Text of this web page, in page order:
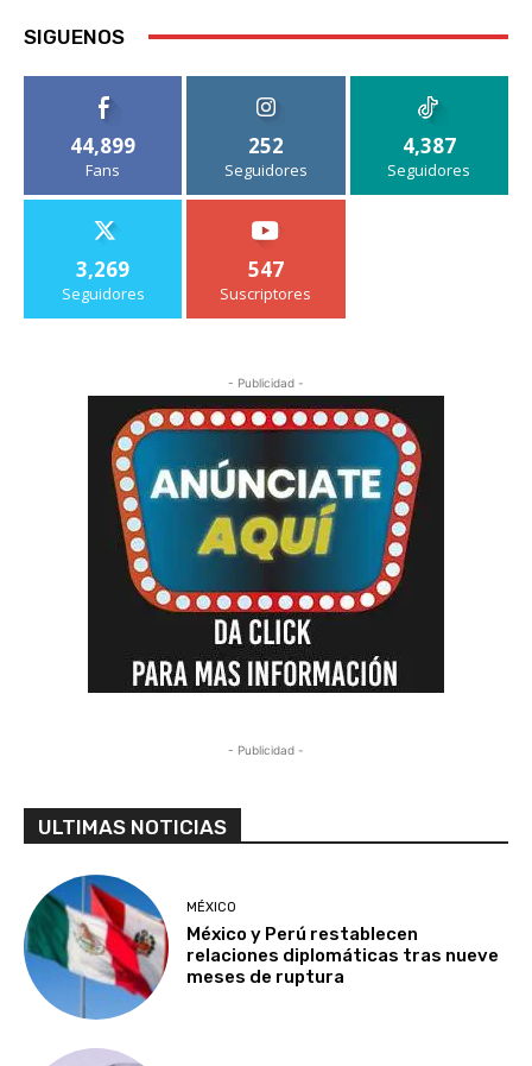
SIGUENOS
44,899
Fans
252
Seguidores
4,387
Seguidores
3,269
Seguidores
547
Suscriptores
- Publicidad -
- Publicidad -
ULTIMAS NOTICIAS
MÉXICO
México y Perú restablecen
relaciones diplomáticas tras nueve
meses de ruptura